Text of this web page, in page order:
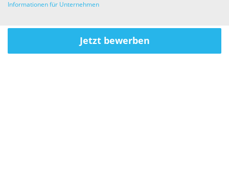
Informationen für Unternehmen
Jetzt bewerben